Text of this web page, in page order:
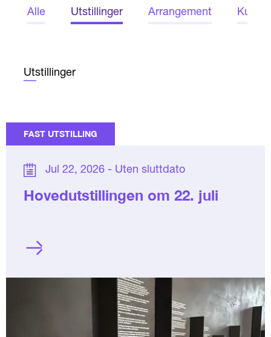
Alle Utstillinger Arrangement Kurs
Utstillinger
FAST UTSTILLING
Jul 22, 2026 - Uten sluttdato
Hovedutstillingen om 22. juli